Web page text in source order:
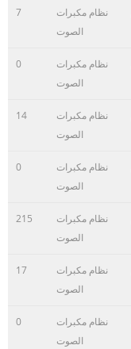
نظام مكبرات
الصوت
7
نظام مكبرات
الصوت
0
نظام مكبرات
الصوت
14
نظام مكبرات
الصوت
0
نظام مكبرات
الصوت
215
نظام مكبرات
الصوت
17
نظام مكبرات
الصوت
0